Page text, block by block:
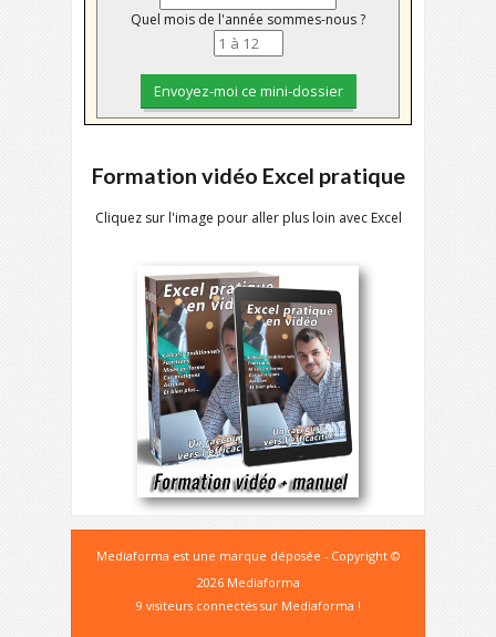
Quel mois de l'année sommes-nous ?
Formation vidéo Excel pratique
Cliquez sur l'image pour aller plus loin avec Excel
Mediaforma est une marque déposée - Copyright ©
2026 Mediaforma
9 visiteurs connectés sur Mediaforma !